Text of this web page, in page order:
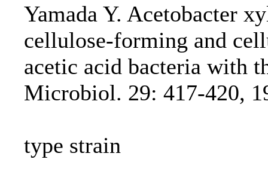
Yamada Y. Acetobacter
cellulose-forming and
acetic acid bacteria with
Microbiol. 29: 417-420,
type strain